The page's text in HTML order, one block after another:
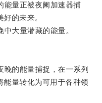
量正被夜阑加速器捕
的未来。
大量潜藏的能量。
的能量捕捉，在一系列
能量转化为可用于各种领